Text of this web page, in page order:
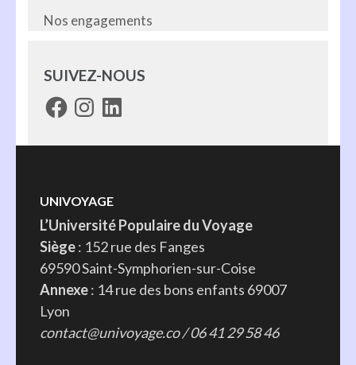
Nos engagements
SUIVEZ-NOUS
FacebookInstagram
LinkedIn
UNIVOYAGE
L’Université Populaire du Voyage
Siège: 152 rue des Fanges
69590 Saint-Symphorien-sur-Coise
Annexe: 14 rue des bons enfants 69007
Lyon
contact@univoyage.co / 06 41 29 58 46